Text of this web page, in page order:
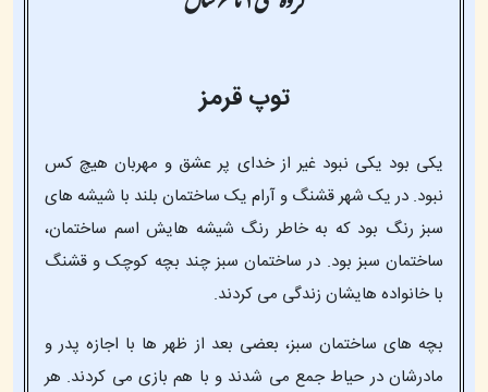
توپ قرمز
یکی بود یکی نبود غیر از خدای پر عشق و مهربان هیچ کس
نبود. در یک شهر قشنگ و آرام یک ساختمان بلند با شیشه های
سبز رنگ بود که به خاطر رنگ شیشه هایش اسم ساختمان،
ساختمان سبز بود. در ساختمان سبز چند بچه کوچک و قشنگ
با خانواده هایشان زندگی می کردند.
بچه های ساختمان سبز، بعضی بعد از ظهر ها با اجازه پدر و
مادرشان در حیاط جمع می شدند و با هم بازی می کردند. هر